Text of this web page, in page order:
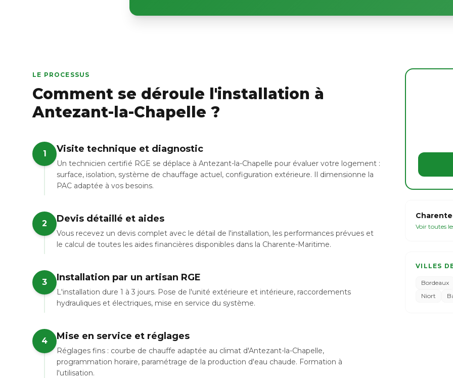
LE PROCESSUS
Comment se déroule l'installation à
Antezant-la-Chapelle ?
1 Visite technique et diagnostic
Un technicien certifié RGE se déplace à Antezant-la-Chapelle pour évaluer votre logement :
surface, isolation, système de chauffage actuel, configuration extérieure. Il dimensionne la
PAC adaptée à vos besoins.
2 Devis détaillé et aides
Vous recevez un devis complet avec le détail de l'installation, les performances prévues et
le calcul de toutes les aides financières disponibles dans la Charente-Maritime.
3 Installation par un artisan RGE
L'installation dure 1 à 3 jours. Pose de l'unité extérieure et intérieure, raccordements
hydrauliques et électriques, mise en service du système.
4 Mise en service et réglages
Réglages fins : courbe de chauffe adaptée au climat d'Antezant-la-Chapelle,
programmation horaire, paramétrage de la production d'eau chaude. Formation à
l'utilisation.
Voir toutes
VILLES
Bordeaux
Niort